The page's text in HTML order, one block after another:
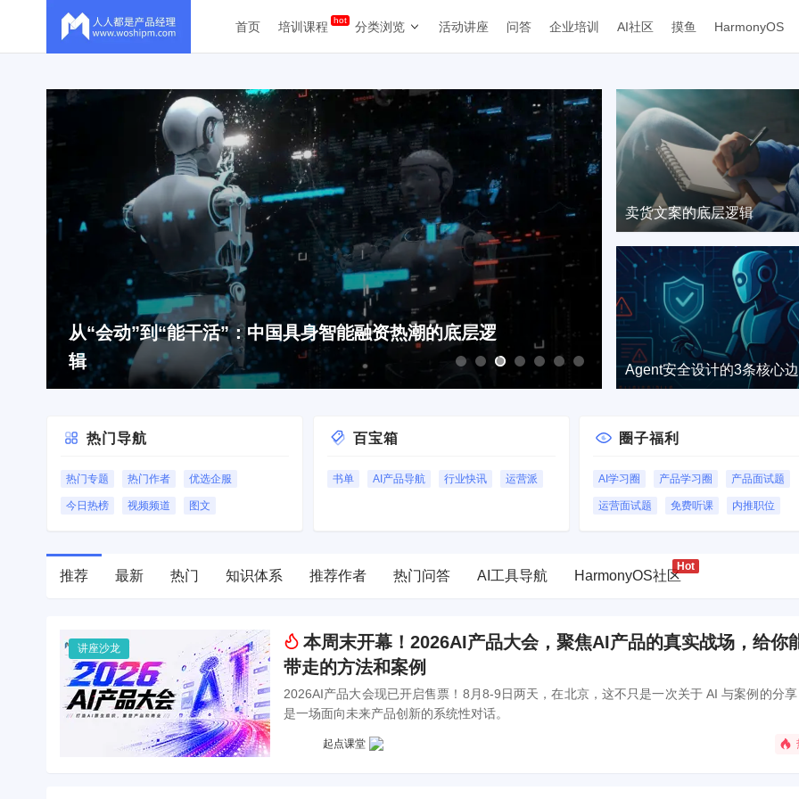
首页 培训课程 分类浏览 活动讲座 问答 企业培训 AI社区 摸鱼 HarmonyOS
从项目到产品V1.0：避开功能堆砌的五个步骤 做出来已经不值钱了
卖货文案的底层逻辑
Agent安全设计的3条核心
热门导航
热门专题 热门作者 优选企服
今日热榜 视频频道 图文
百宝箱
书单 AI产品导航 行业快讯 运营派
圈子福利
AI学习圈 产品学习圈 产品面试题
运营面试题 免费听课 内推职位
推荐 最新 热门 知识体系 推荐作者 热门问答 AI工具导航 HarmonyOS社区
讲座沙龙
本周末开幕！2026AI产品大会，聚焦AI产品的真实战场，给你
带走的方法和案例
2026AI产品大会现已开启售票！8月8-9日两天，在北京，这不只是一次关于 AI 与案例的分
是一场面向未来产品创新的系统性对话。
起点课堂